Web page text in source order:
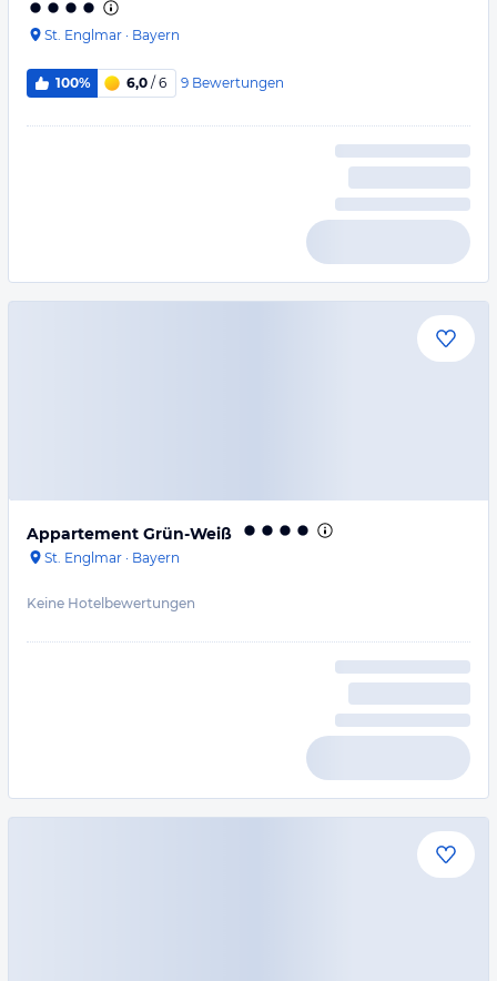
St. Englmar · Bayern
100% 6,0 / 6 9 Bewertungen
Appartement Grün-Weiß
St. Englmar · Bayern
Keine Hotelbewertungen